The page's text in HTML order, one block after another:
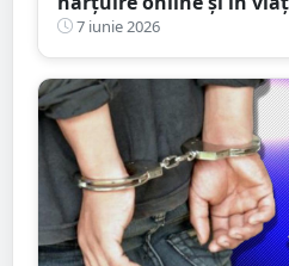
„Teroare permanentă”
din Satu Mare
7 iunie 2026